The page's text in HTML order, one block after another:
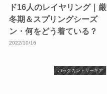
ド16人のレイヤリング｜厳
冬期＆スプリングシーズ
ン・何をどう着ている？
2022/10/16
バックカントリーギア